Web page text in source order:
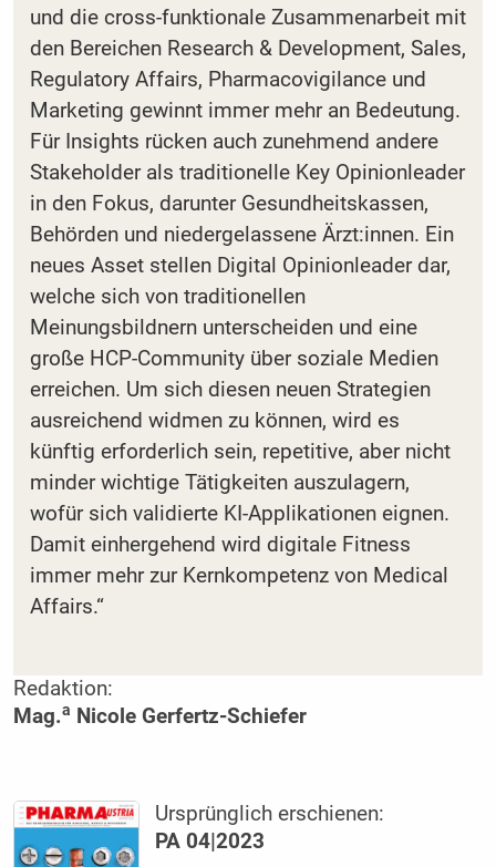
und die cross-funktionale Zusammenarbeit mit
den Bereichen Research & Development, Sales,
Regulatory Affairs, Pharmacovigi­lance und
Marketing gewinnt immer mehr an Bedeutung.
Für Insights rücken auch zunehmend andere
Stakeholder als traditionelle Key Opinionleader
in den Fokus, darunter Gesundheitskassen,
Behörden und niedergelassene Ärzt:innen. Ein
neues Asset stellen Digital Opinionleader dar,
welche sich von traditionellen
Meinungsbildnern unterscheiden und eine
große HCP-Community über soziale Medien
erreichen. Um sich diesen neuen Strategien
ausreichend widmen zu können, wird es
künftig erforderlich sein, repetitive, aber nicht
minder wichtige Tätigkeiten auszulagern,
wofür sich validierte KI-Applikationen eignen.
Damit einhergehend wird digitale Fitness
immer mehr zur Kernkompetenz von Medical
Affairs.“
Redaktion:
Mag.a Nicole Gerfertz-Schiefer
Ursprünglich erschienen:
PA 04|2023